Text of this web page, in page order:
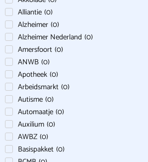
Alliantie (0)
Alzheimer (0)
Alzheimer Nederland (0)
Amersfoort (0)
ANWB (0)
Apotheek (0)
Arbeidsmarkt (0)
Autisme (0)
Automaatje (0)
Auxilium (0)
AWBZ (0)
Basispakket (0)